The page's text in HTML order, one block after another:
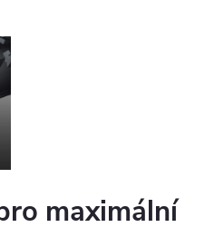
maximální